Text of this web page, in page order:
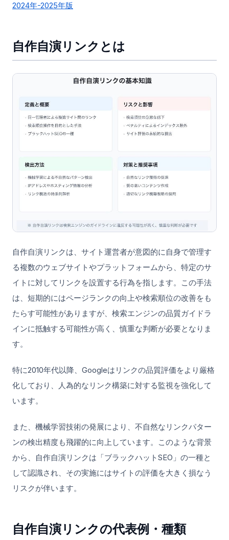
2024年-2025年版
自作自演リンクとは
自作自演リンクは、サイト運営者が意図的に自身で管理す
る複数のウェブサイトやプラットフォームから、特定のサ
イトに対してリンクを設置する行為を指します。この手法
は、短期的にはページランクの向上や検索順位の改善をも
たらす可能性がありますが、検索エンジンの品質ガイドラ
インに抵触する可能性が高く、慎重な判断が必要となりま
す。
特に2010年代以降、Googleはリンクの品質評価をより厳格
化しており、人為的なリンク構築に対する監視を強化して
います。
また、機械学習技術の発展により、不自然なリンクパター
ンの検出精度も飛躍的に向上しています。このような背景
から、自作自演リンクは「ブラックハットSEO」の一種と
して認識され、その実施にはサイトの評価を大きく損なう
リスクが伴います。
自作自演リンクの代表例・種類